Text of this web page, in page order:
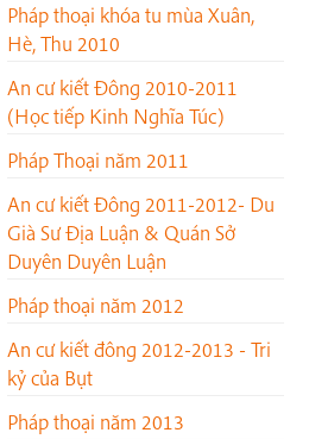
Pháp thoại khóa tu mùa Xuân,
Hè, Thu 2010
An cư kiết Đông 2010-2011
(Học tiếp Kinh Nghĩa Túc)
Pháp Thoại năm 2011
An cư kiết Đông 2011-2012- Du
Già Sư Địa Luận & Quán Sở
Duyên Duyên Luận
Pháp thoại năm 2012
An cư kiết đông 2012-2013 - Tri
kỷ của Bụt
Pháp thoại năm 2013